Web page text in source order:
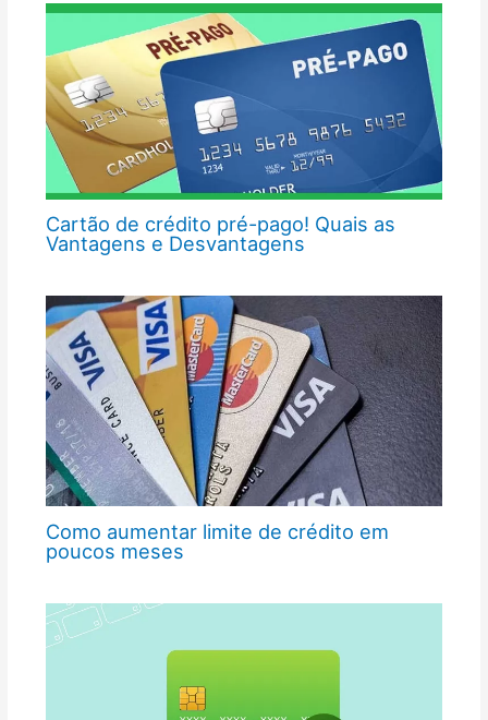
Cartão de crédito pré-pago! Quais as
Vantagens e Desvantagens
Como aumentar limite de crédito em
poucos meses